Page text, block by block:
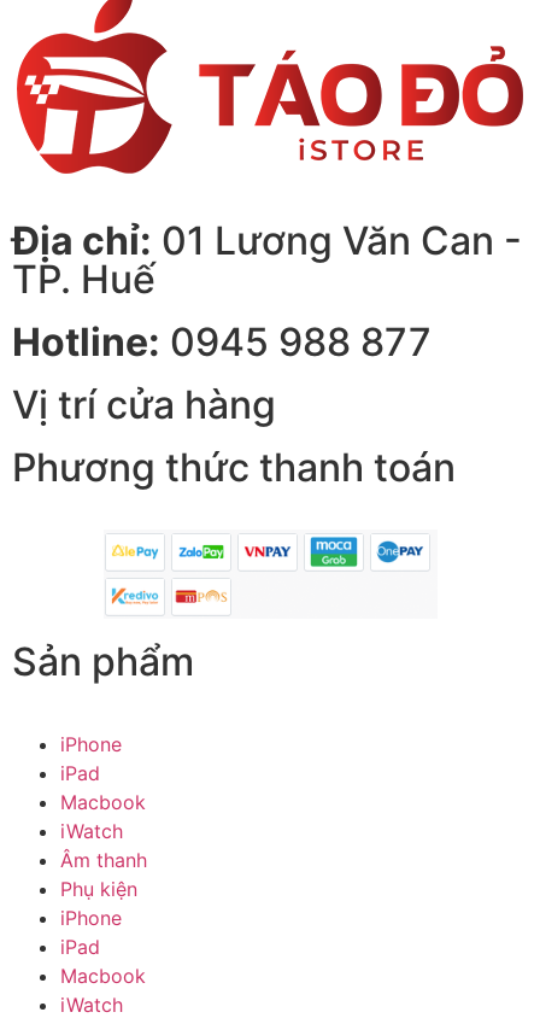
Địa chỉ: 01 Lương Văn Can -
TP. Huế
Hotline: 0945 988 877
Vị trí cửa hàng
Phương thức thanh toán
Sản phẩm
iPhone
iPad
Macbook
iWatch
Âm thanh
Phụ kiện
iPhone
iPad
Macbook
iWatch